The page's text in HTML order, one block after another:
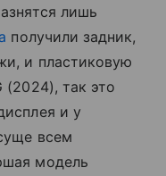
лишь
получили задник,
и пластиковую
(2024), так это
и у
всем
модель